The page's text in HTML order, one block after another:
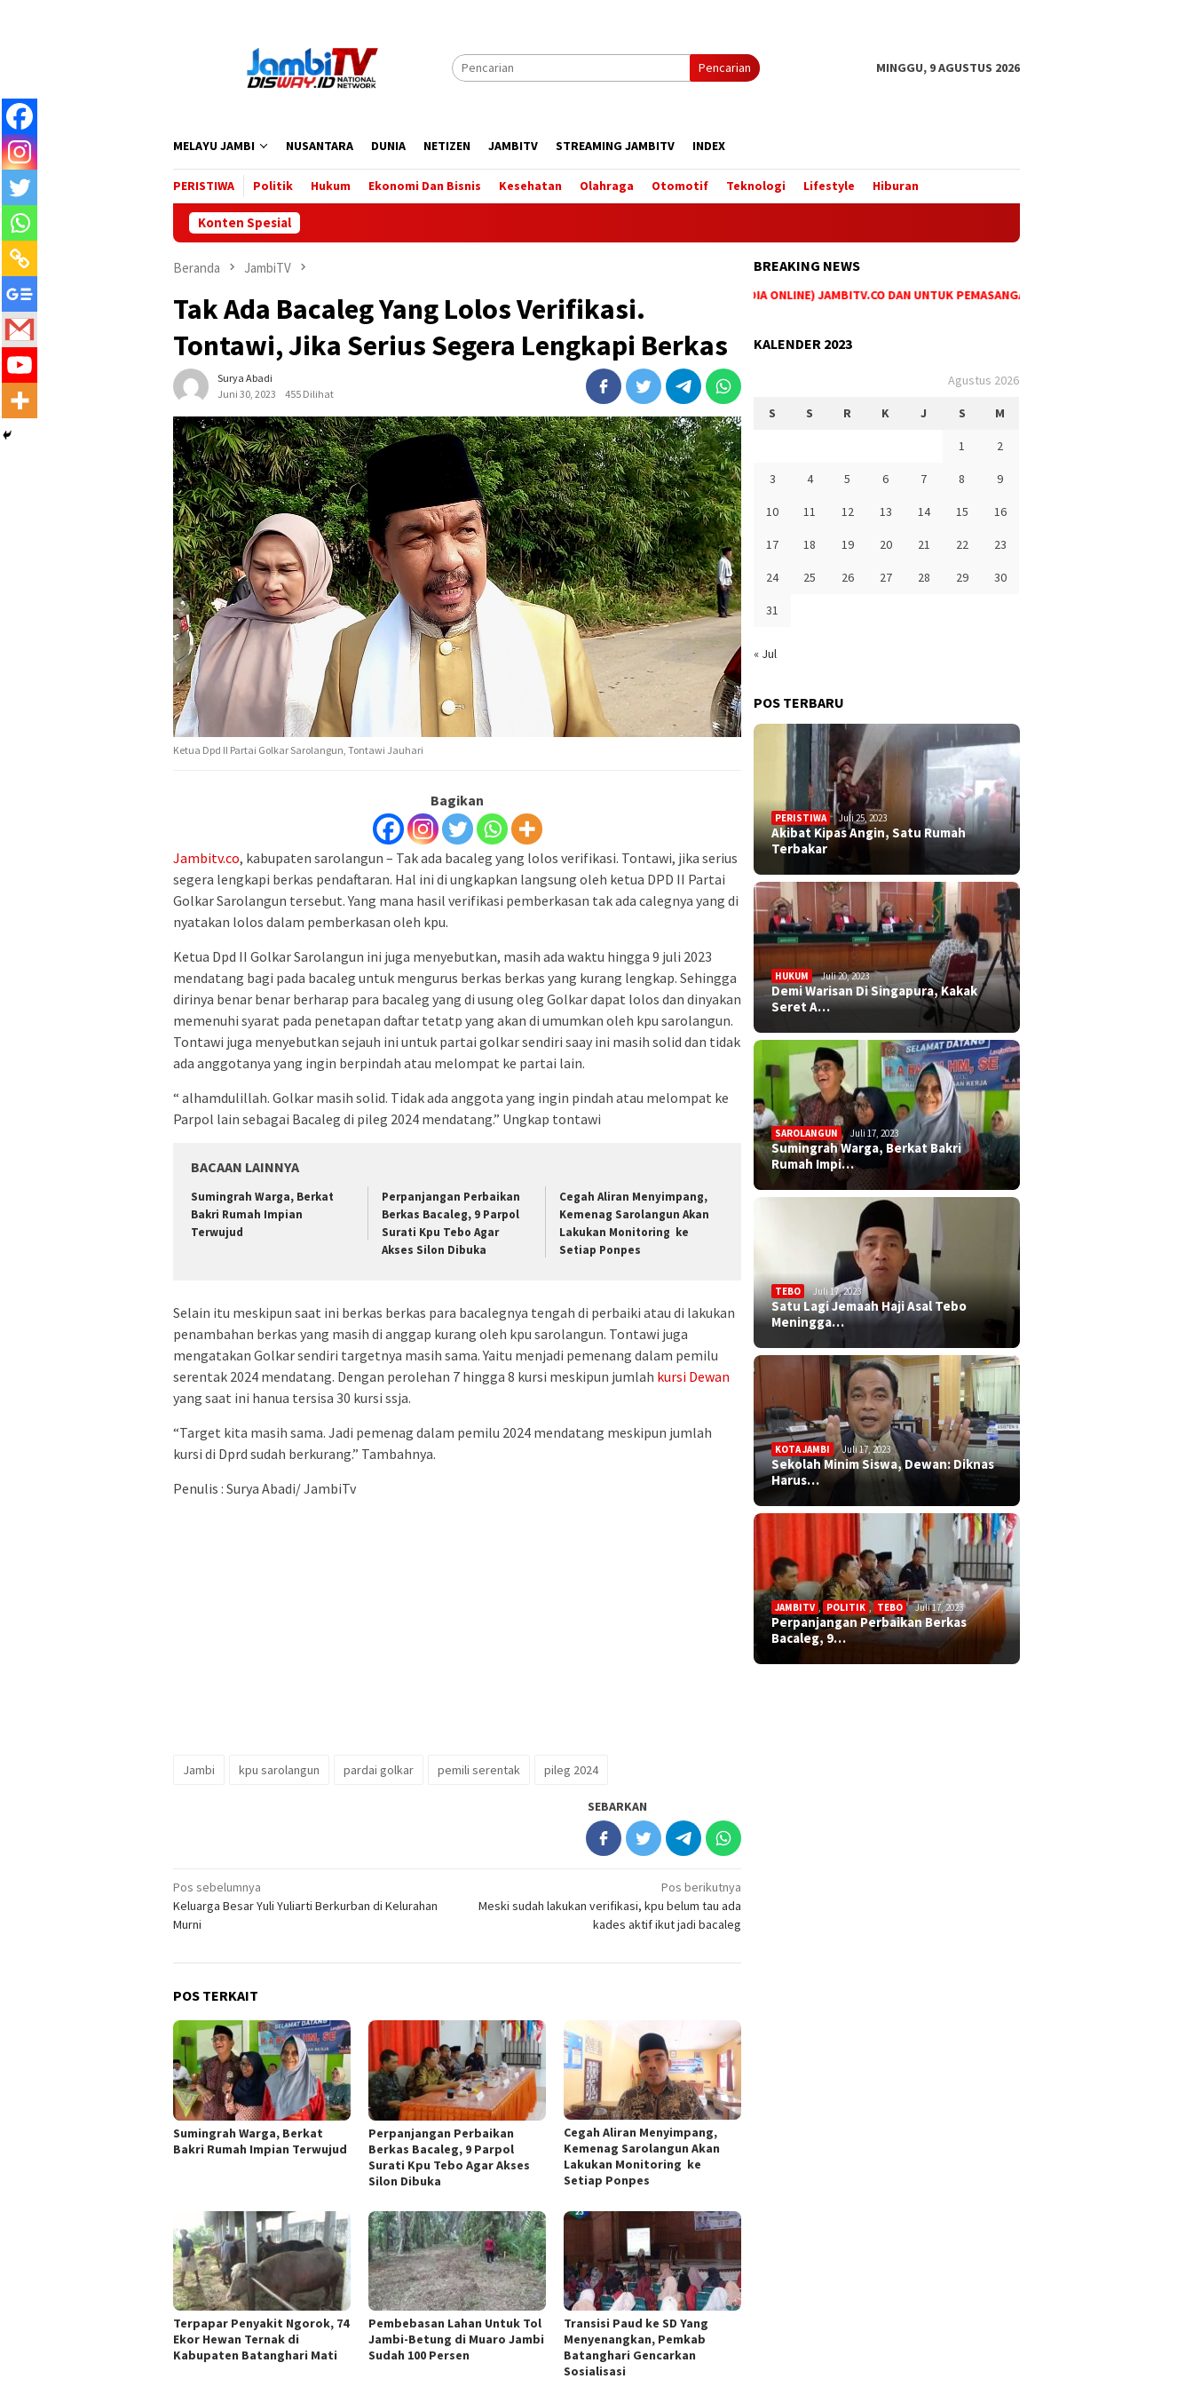
Pencarian
MINGGU, 9 AGUSTUS 2026
MELAYU JAMBI NUSANTARA DUNIA NETIZEN JAMBITV STREAMING JAMBITV INDEX
PERISTIWA Politik Hukum Ekonomi Dan Bisnis Kesehatan Olahraga Otomotif Teknologi Lifestyle Hiburan
Konten Spesial
Beranda JambiTV
Tak Ada Bacaleg Yang Lolos Verifikasi.
Tontawi, Jika Serius Segera Lengkapi Berkas
Surya Abadi
Juni 30, 2023
455 Dilihat
Ketua Dpd II Partai Golkar Sarolangun, Tontawi Jauhari
Bagikan
Jambitv.co, kabupaten sarolangun – Tak ada bacaleg yang lolos verifikasi. Tontawi, jika serius
segera lengkapi berkas pendaftaran. Hal ini di ungkapkan langsung oleh ketua DPD II Partai
Golkar Sarolangun tersebut. Yang mana hasil verifikasi pemberkasan tak ada calegnya yang di
nyatakan lolos dalam pemberkasan oleh kpu.
Ketua Dpd II Golkar Sarolangun ini juga menyebutkan, masih ada waktu hingga 9 juli 2023
mendatang bagi pada bacaleg untuk mengurus berkas berkas yang kurang lengkap. Sehingga
dirinya benar benar berharap para bacaleg yang di usung oleg Golkar dapat lolos dan dinyakan
memenuhi syarat pada penetapan daftar tetatp yang akan di umumkan oleh kpu sarolangun.
Tontawi juga menyebutkan sejauh ini untuk partai golkar sendiri saay ini masih solid dan tidak
ada anggotanya yang ingin berpindah atau melompat ke partai lain.
“ alhamdulillah. Golkar masih solid. Tidak ada anggota yang ingin pindah atau melompat ke
Parpol lain sebagai Bacaleg di pileg 2024 mendatang.” Ungkap tontawi
BACAAN LAINNYA
Sumingrah Warga, Berkat
Bakri Rumah Impian
Terwujud
Perpanjangan Perbaikan
Berkas Bacaleg, 9 Parpol
Surati Kpu Tebo Agar
Akses Silon Dibuka
Cegah Aliran Menyimpang,
Kemenag Sarolangun Akan
Lakukan Monitoring ke
Setiap Ponpes
Selain itu meskipun saat ini berkas berkas para bacalegnya tengah di perbaiki atau di lakukan
penambahan berkas yang masih di anggap kurang oleh kpu sarolangun. Tontawi juga
mengatakan Golkar sendiri targetnya masih sama. Yaitu menjadi pemenang dalam pemilu
serentak 2024 mendatang. Dengan perolehan 7 hingga 8 kursi meskipun jumlah kursi Dewan
yang saat ini hanua tersisa 30 kursi ssja.
“Target kita masih sama. Jadi pemenag dalam pemilu 2024 mendatang meskipun jumlah
kursi di Dprd sudah berkurang.” Tambahnya.
Penulis : Surya Abadi/ JambiTv
Jambi kpu sarolangun pardai golkar pemili serentak pileg 2024
SEBARKAN
Navigasi
pos
Pos sebelumnya
Keluarga Besar Yuli Yuliarti Berkurban di Kelurahan
Murni
Pos berikutnya
Meski sudah lakukan verifikasi, kpu belum tau ada
kades aktif ikut jadi bacaleg
POS TERKAIT
Sumingrah Warga, Berkat
Bakri Rumah Impian Terwujud
Perpanjangan Perbaikan
Berkas Bacaleg, 9 Parpol
Surati Kpu Tebo Agar Akses
Silon Dibuka
Cegah Aliran Menyimpang,
Kemenag Sarolangun Akan
Lakukan Monitoring ke
Setiap Ponpes
Terpapar Penyakit Ngorok, 74
Ekor Hewan Ternak di
Kabupaten Batanghari Mati
Pembebasan Lahan Untuk Tol
Jambi-Betung di Muaro Jambi
Sudah 100 Persen
Transisi Paud ke SD Yang
Menyenangkan, Pemkab
Batanghari Gencarkan
Sosialisasi
BREAKING NEWS
BERITA TERUPDATE HANYA DI WEBSITE (MEDIA ONLINE) JAMBITV.CO DAN UNTUK PEMASANGAN IKLAN MAUPUN PEMESANAN
KALENDER 2023
Agustus 2026
S S R K J S M
1 2
3 4 5 6 7 8 9
10 11 12 13 14 15 16
17 18 19 20 21 22 23
24 25 26 27 28 29 30
31
« Jul
POS TERBARU
PERISTIWA Juli 25, 2023
Akibat Kipas Angin, Satu Rumah
Terbakar
HUKUM Juli 20, 2023
Demi Warisan Di Singapura, Kakak
Seret A…
SAROLANGUN Juli 17, 2023
Sumingrah Warga, Berkat Bakri
Rumah Impi…
TEBO Juli 17, 2023
Satu Lagi Jemaah Haji Asal Tebo
Meningga…
KOTA JAMBI Juli 17, 2023
Sekolah Minim Siswa, Dewan: Diknas
Harus…
JAMBITV POLITIK , TEBO Juli 17, 2023
Perpanjangan Perbaikan Berkas
Bacaleg, 9…